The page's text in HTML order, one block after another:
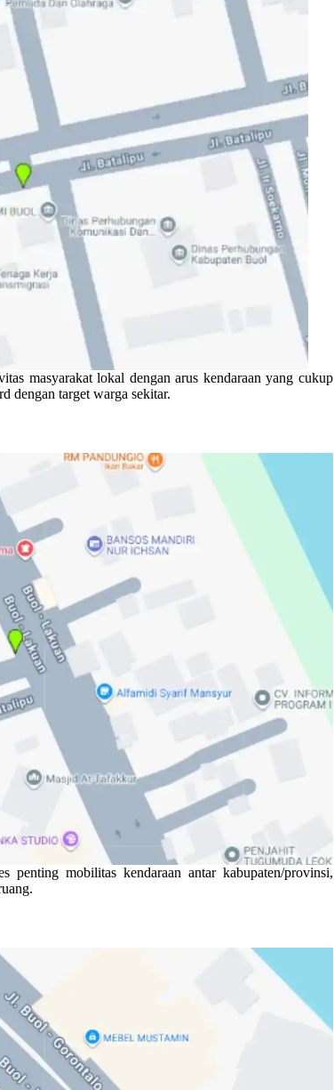
masyarakat lokal dengan arus kendaraan yang cukup
dengan target warga sekitar.
penting mobilitas kendaraan antar kabupaten/provinsi,